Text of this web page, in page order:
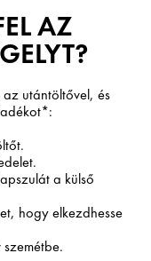
AZ
utántöltővel, és
a külső
hogy elkezdhesse